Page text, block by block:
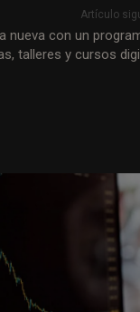
Artículo
nueva con un
talleres y cursos